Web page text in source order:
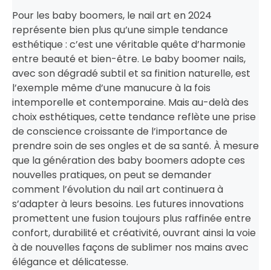
Pour les baby boomers, le nail art en 2024
représente bien plus qu’une simple tendance
esthétique : c’est une véritable quête d’harmonie
entre beauté et bien-être. Le baby boomer nails,
avec son dégradé subtil et sa finition naturelle, est
l’exemple même d’une manucure à la fois
intemporelle et contemporaine. Mais au-delà des
choix esthétiques, cette tendance reflète une prise
de conscience croissante de l’importance de
prendre soin de ses ongles et de sa santé. À mesure
que la génération des baby boomers adopte ces
nouvelles pratiques, on peut se demander
comment l’évolution du nail art continuera à
s’adapter à leurs besoins. Les futures innovations
promettent une fusion toujours plus raffinée entre
confort, durabilité et créativité, ouvrant ainsi la voie
à de nouvelles façons de sublimer nos mains avec
élégance et délicatesse.